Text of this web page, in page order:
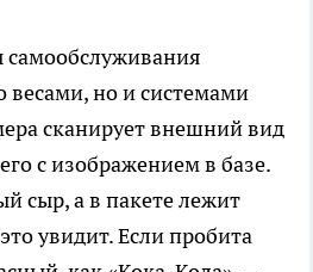
весами, но и системами
сканирует внешний вид
с изображением в базе.
сыр, а в пакете лежит
увидит. Если пробита